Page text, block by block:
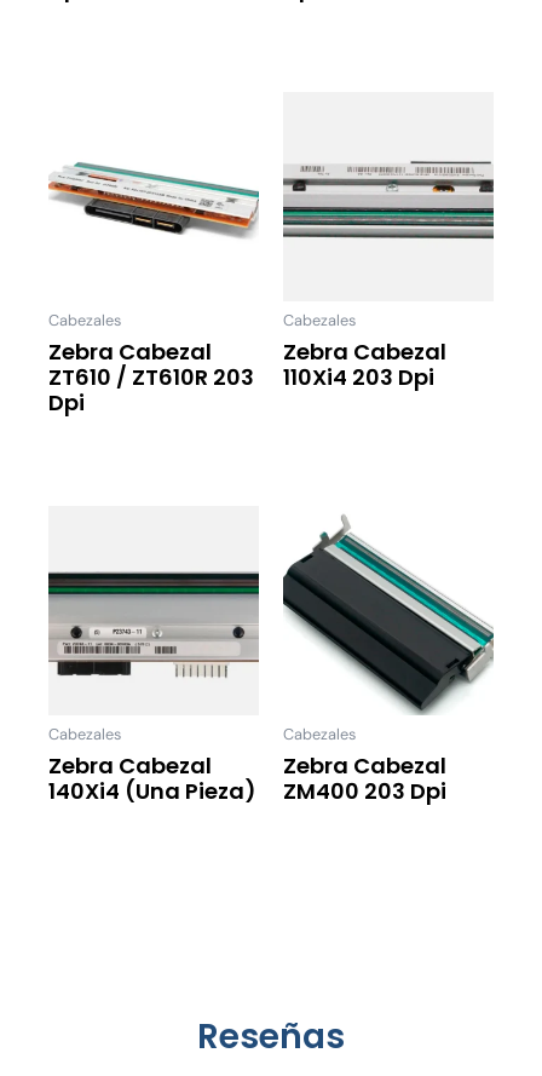
Cabezales
Zebra Cabezal
ZT610 / ZT610R 203
Dpi
Cabezales
Zebra Cabezal
110Xi4 203 Dpi
Cabezales
Zebra Cabezal
140Xi4 (una Pieza)
Cabezales
Zebra Cabezal
ZM400 203 Dpi
Reseñas